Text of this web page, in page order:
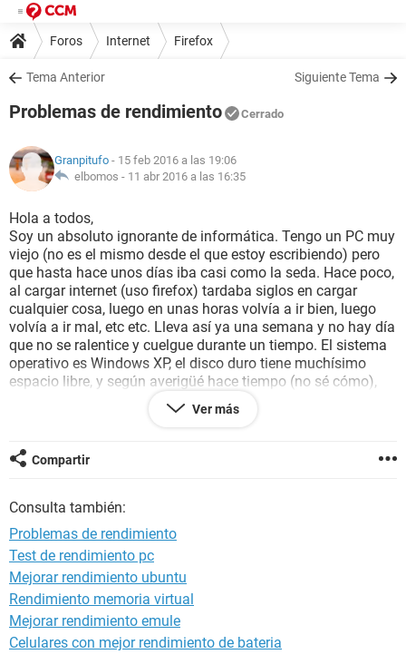
Foros Internet Firefox
Tema Anterior Siguiente Tema
Problemas de rendimiento Cerrado
Granpitufo - 15 feb 2016 a las 19:06
elbomos - 11 abr 2016 a las 16:35
Hola a todos,
Soy un absoluto ignorante de informática. Tengo un PC muy
viejo (no es el mismo desde el que estoy escribiendo) pero
que hasta hace unos días iba casi como la seda. Hace poco,
al cargar internet (uso firefox) tardaba siglos en cargar
cualquier cosa, luego en unas horas volvía a ir bien, luego
volvía a ir mal, etc etc. Lleva así ya una semana y no hay día
que no se ralentice y cuelgue durante un tiempo. El sistema
operativo es Windows XP, el disco duro tiene muchísimo
espacio libre, y según averigüé hace tiempo (no sé cómo),
tengo poquísima memoria RAM y seguramente sea esa la
quizás se arregle, pero no se ni como hacerlo (he mirado
algún tutorial de como hacerlo y me dice que me meta en
¿Alguna idea para que internet vuelva a funcionar con
agilidad?
Ver más
Compartir
Consulta también:
Problemas de rendimiento
Test de rendimiento pc
Mejorar rendimiento ubuntu
Rendimiento memoria virtual
Mejorar rendimiento emule
Celulares con mejor rendimiento de bateria